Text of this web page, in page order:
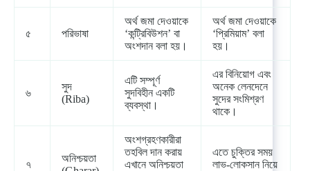
৫ পরিভাষা
অর্থ জমা দেওয়াকে
‘কন্ট্রিবিউশন’ বা
অংশদান বলা হয়।
অর্থ জমা দেওয়াকে
‘প্রিমিয়াম’ বলা
হয়।
৬
সুদ
(Riba)
এটি সম্পূর্ণ
সুদবিহীন একটি
ব্যবস্থা।
এর বিনিয়োগ এবং
অনেক লেনদেনে
সুদের সংমিশ্রণ
থাকে।
৭
অনিশ্চয়তা
অংশগ্রহণকারীরা
তহবিল দান করায়
এখানে অনিশ্চয়তা
এতে চুক্তির সময়
লাভ-লোকসান নিয়ে